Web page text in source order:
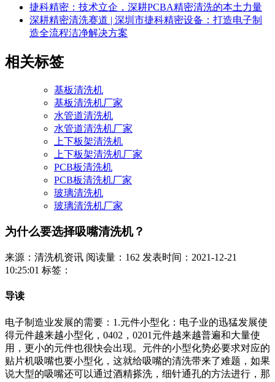
捷科精密：技术立企，深耕PCBA精密清洗的本土力量
深耕精密清洗赛道 | 深圳市捷科精密设备：打造电子制
造全流程洁净解决方案
相关标签
基板清洗机
基板清洗机厂家
水管道清洗机
水管道清洗机厂家
上下板架清洗机
上下板架清洗机厂家
PCB板清洗机
PCB板清洗机厂家
玻璃清洗机
玻璃清洗机厂家
为什么要选择吸嘴清洗机？
来源：清洗机资讯 阅读量：162 发表时间：2021-12-21
10:25:01 标签：
导读
电子制造业发展的需要：1.元件小型化：电子业的迅猛发展使
得元件越来越小型化，0402，0201元件越来越普遍和大量使
用，更小的元件也很快会出现。元件的小型化势必要求对应的
贴片机吸嘴也要小型化，这就给吸嘴的清洗带来了难题，如果
说大型的吸嘴还可以通过酒精搽洗，细针通孔的方法进行，那